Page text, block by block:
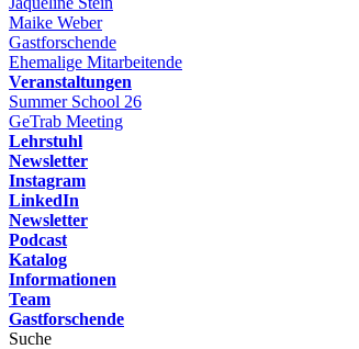
Maike Weber
Gastforschende
Ehemalige Mitarbeitende
Veranstaltungen
Summer School 26
GeTrab Meeting
Lehrstuhl
Newsletter
Instagram
LinkedIn
Newsletter
Podcast
Katalog
Informationen
Team
Gastforschende
Suche